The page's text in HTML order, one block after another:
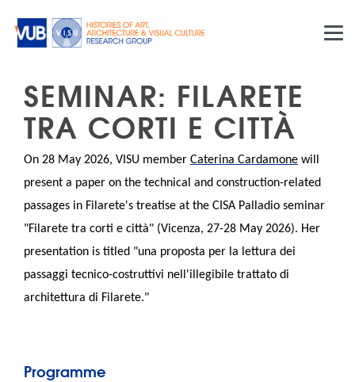
SEMINAR: FILARETE
TRA CORTI E CITTÀ
On 28 May 2026, VISU member Caterina Cardamone will
present a paper on the technical and construction-related
passages in Filarete's treatise at the CISA Palladio seminar
"Filarete tra corti e città" (Vicenza, 27-28 May 2026). Her
presentation is titled "una proposta per la lettura dei
passaggi tecnico-costruttivi nell'illegibile trattato di
architettura di Filarete."
Programme